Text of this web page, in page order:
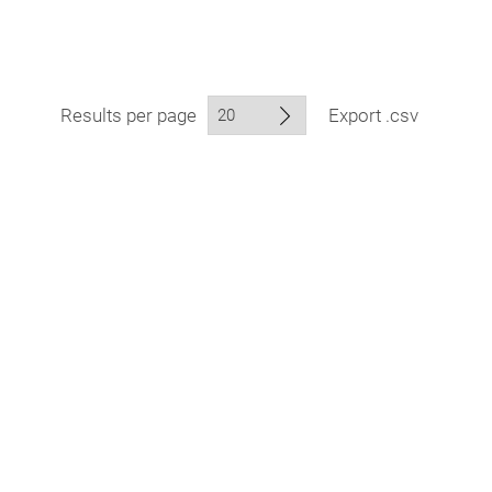
Results per page Export .csv